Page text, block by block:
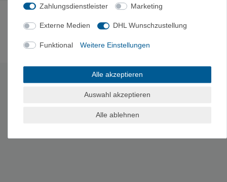
de_customerservice@oberalp.com
Zahlungsdienstleister Marketing
Externe Medien DHL Wunschzustellung
Funktional Weitere Einstellungen
Alle akzeptieren
Auswahl akzeptieren
Alle ablehnen